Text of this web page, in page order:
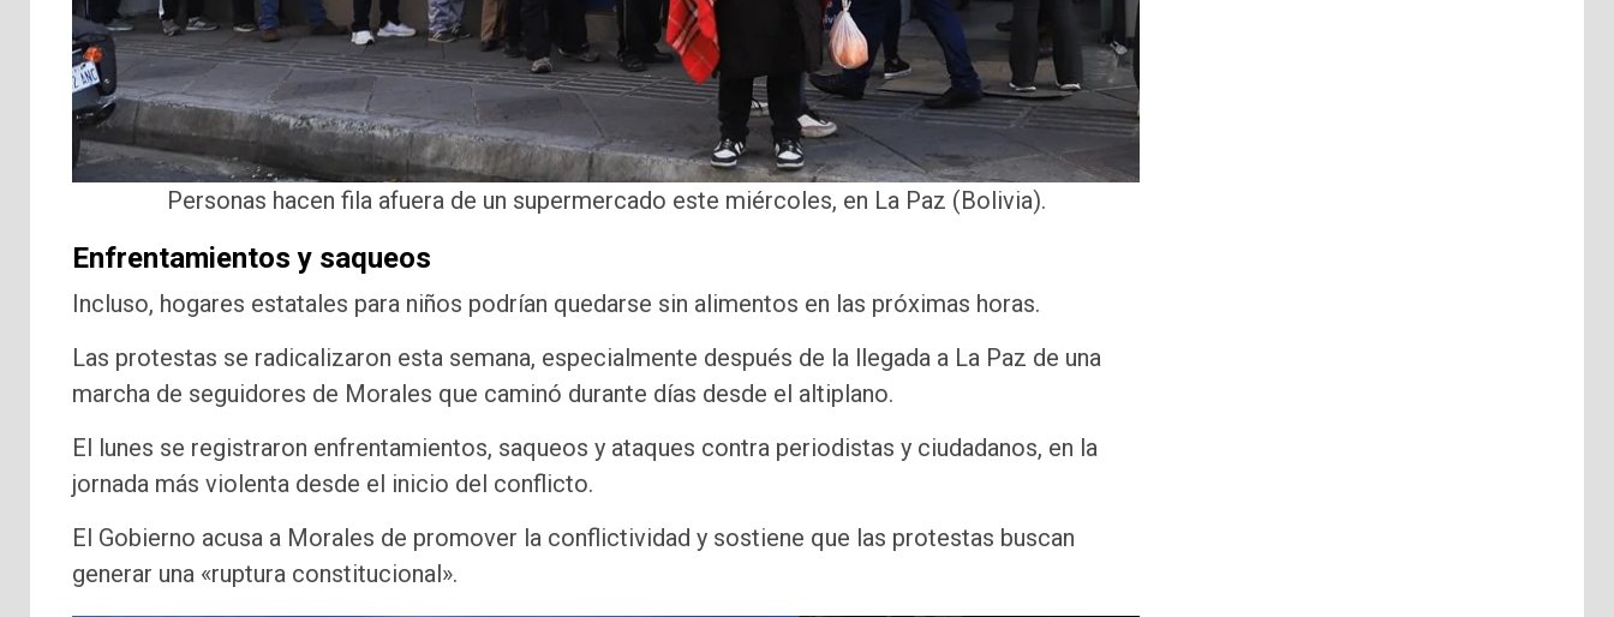
Personas hacen fila afuera de un supermercado este miércoles, en La Paz (Bolivia).
Enfrentamientos y saqueos
Incluso, hogares estatales para niños podrían quedarse sin alimentos en las próximas horas.
Las protestas se radicalizaron esta semana, especialmente después de la llegada a La Paz de una
marcha de seguidores de Morales que caminó durante días desde el altiplano.
El lunes se registraron enfrentamientos, saqueos y ataques contra periodistas y ciudadanos, en la
jornada más violenta desde el inicio del conflicto.
El Gobierno acusa a Morales de promover la conflictividad y sostiene que las protestas buscan
generar una «ruptura constitucional».